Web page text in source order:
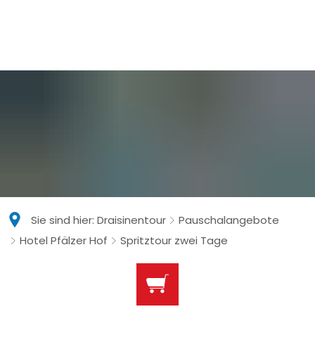
Sie sind hier: Draisinentour
Pauschalangebote
Hotel Pfälzer Hof
Spritztour zwei Tage